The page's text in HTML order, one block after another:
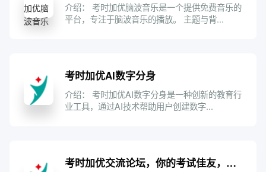
介绍： 考时加优脑波音乐是一个提供免费音乐的
平台，专注于脑波音乐的播放。 主题与背...
考时加优AI数字分身
介绍： 考时加优AI数字分身是一种创新的教育行
业工具，通过AI技术帮助用户创建数字...
考时加优交流论坛，你的考试佳友，为你考试加油！ - Powered by Discuz!